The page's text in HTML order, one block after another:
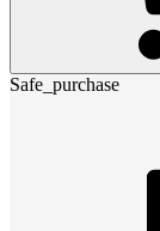
Safe_purchase